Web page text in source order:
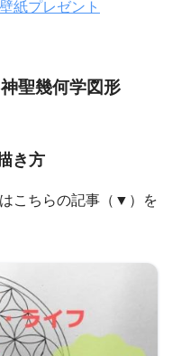
紙プレゼント
聖幾何学図形
き方
こちらの記事（▼）を